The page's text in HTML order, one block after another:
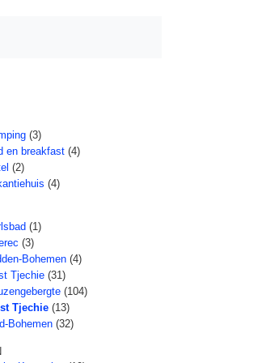
(3)
en breakfast (4)
(2)
(4)
(1)
(3)
Bohemen (4)
Tjechie (31)
(104)
Tjechie (13)
Bohemen (32)